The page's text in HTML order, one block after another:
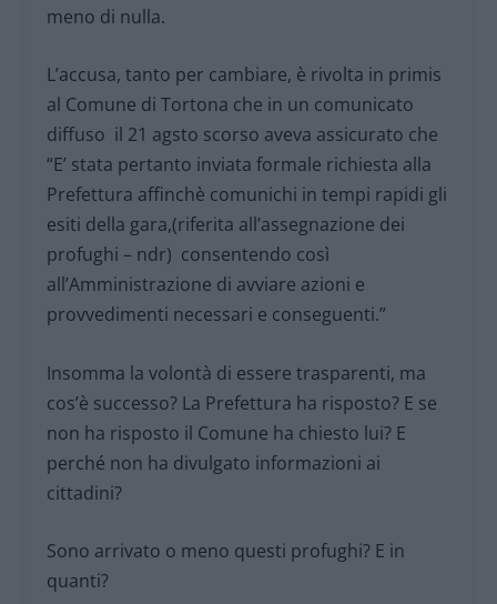
meno di nulla.
L’accusa, tanto per cambiare, è rivolta in primis
al Comune di Tortona che in un comunicato
diffuso il 21 agsto scorso aveva assicurato che
“E’ stata pertanto inviata formale richiesta alla
Prefettura affinchè comunichi in tempi rapidi gli
esiti della gara,(riferita all’assegnazione dei
profughi – ndr) consentendo così
all’Amministrazione di avviare azioni e
provvedimenti necessari e conseguenti.”
Insomma la volontà di essere trasparenti, ma
cos’è successo? La Prefettura ha risposto? E se
non ha risposto il Comune ha chiesto lui? E
perché non ha divulgato informazioni ai
cittadini?
Sono arrivato o meno questi profughi? E in
quanti?